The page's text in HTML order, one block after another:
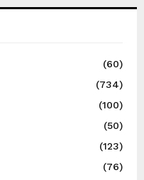
(60)
(734)
(100)
(50)
(123)
(76)